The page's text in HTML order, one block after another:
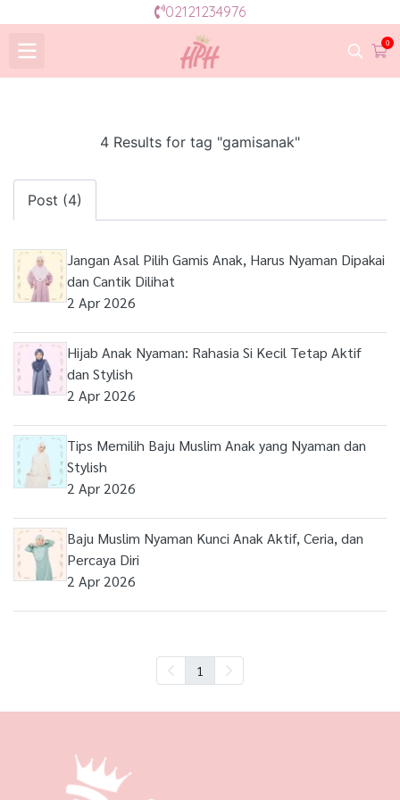
02121234976
0
4 Results for tag "gamisanak"
Post (4)
Jangan Asal Pilih Gamis Anak, Harus Nyaman Dipakai
dan Cantik Dilihat
2 Apr 2026
Hijab Anak Nyaman: Rahasia Si Kecil Tetap Aktif
dan Stylish
2 Apr 2026
Tips Memilih Baju Muslim Anak yang Nyaman dan
Stylish
2 Apr 2026
Baju Muslim Nyaman Kunci Anak Aktif, Ceria, dan
Percaya Diri
2 Apr 2026
1